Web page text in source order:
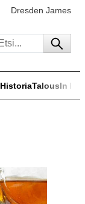
Dresden James
HistoriaTalousIn